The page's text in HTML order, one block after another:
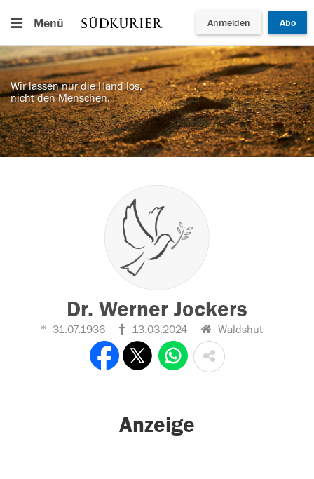
Menü Anmelden Abo
Wir lassen nur die Hand los,
nicht den Menschen.
Dr. Werner Jockers
31.07.1936 13.03.2024 Waldshut
Anzeige